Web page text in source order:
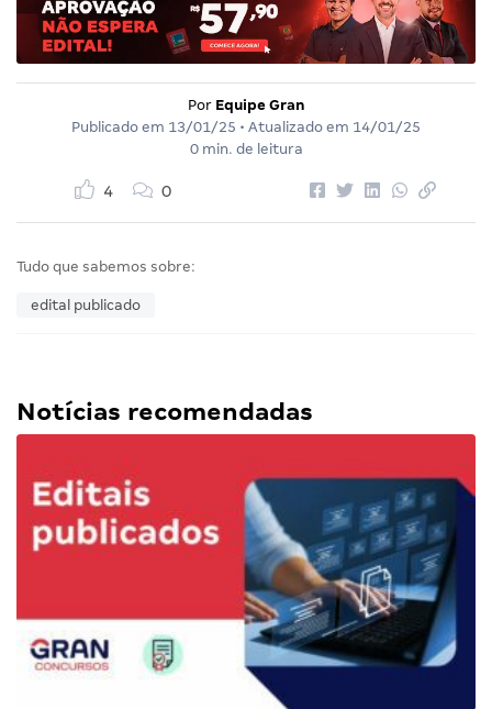
Por Equipe Gran
Publicado em 13/01/25 • Atualizado em 14/01/25
0 min. de leitura
4 0
Tudo que sabemos sobre:
edital publicado
Notícias recomendadas